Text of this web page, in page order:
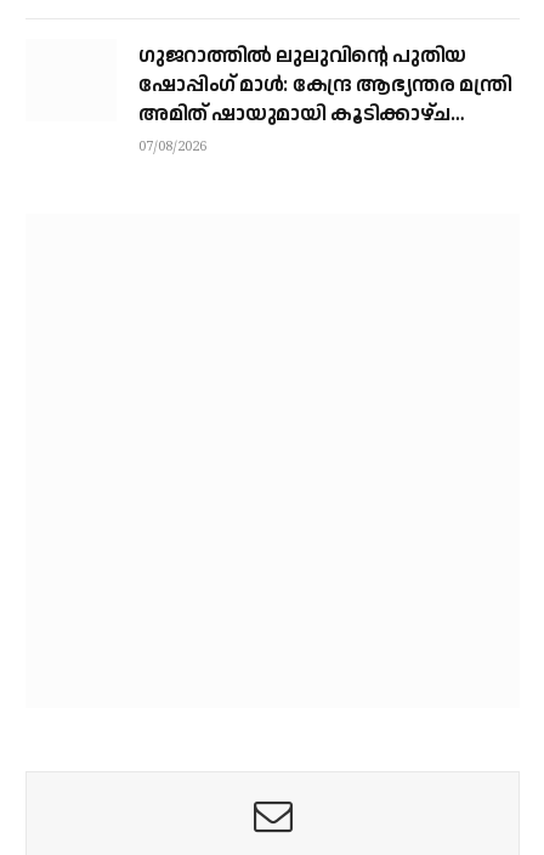
ഗുജറാത്തിൽ ലുലുവിന്റെ പുതിയ
ഷോപ്പിംഗ് മാൾ: കേന്ദ്ര ആഭ്യന്തര മന്ത്രി
അമിത് ഷായുമായി കൂടിക്കാഴ്ച
നടത്തി എം.എ യൂസഫലി
07/08/2026